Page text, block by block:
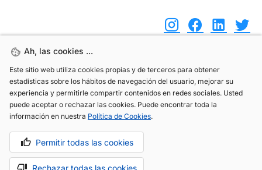
Ah, las cookies ...
Este sitio web utiliza cookies propias y de terceros para obtener
estadísticas sobre los hábitos de navegación del usuario, mejorar su
experiencia y permitirle compartir contenidos en redes sociales. Usted
puede aceptar o rechazar las cookies. Puede encontrar toda la
información en nuestra Política de Cookies.
Permitir todas las cookies
Rechazar todas las cookies
Ah, las cookies ...
Este sitio web utiliza cookies propias y de terceros para obtener
estadísticas sobre los hábitos de navegación del usuario, mejorar su
experiencia y permitirle compartir contenidos en redes sociales. Usted
puede aceptar o rechazar las cookies. Puede encontrar toda la
información en nuestra Política de Cookies.
Permitir todas las cookies
Rechazar todas las cookies
(+34) 744 408 070
info@motoreto.com
Aviso legal Política de cookies